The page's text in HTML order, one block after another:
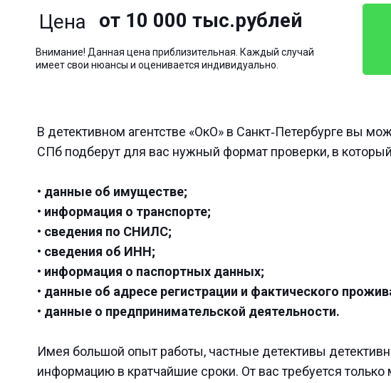
Цена от 10 000 тыс.рублей
Внимание! Данная цена приблизительная. Каждый случай
имеет свои нюансы и оценивается индивидуально.
В детективном агентстве «ОкО» в Санкт‑Петербурге вы
СПб подберут для вас нужный формат проверки, в
• данные об имуществе;
• информация о транспорте;
• сведения по СНИЛС;
• сведения об ИНН;
• информация о паспортных данных;
• данные об адресе регистрации и фактического
• данные о предпринимательской деятельности.
Имея большой опыт работы, частные детективы
информацию в кратчайшие сроки. От вас требуется